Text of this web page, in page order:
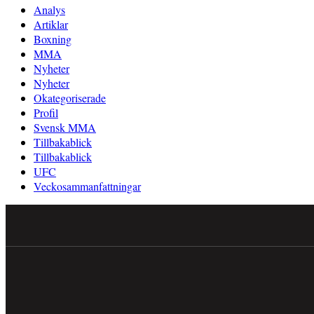
Analys
Artiklar
Boxning
MMA
Nyheter
Nyheter
Okategoriserade
Profil
Svensk MMA
Tillbakablick
Tillbakablick
UFC
Veckosammanfattningar